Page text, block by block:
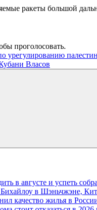
ракеты большой
проголосовать.
урегулированию
Власов
Поиск
в августе и успеть
в Шэньчжэне,
качество жилья в